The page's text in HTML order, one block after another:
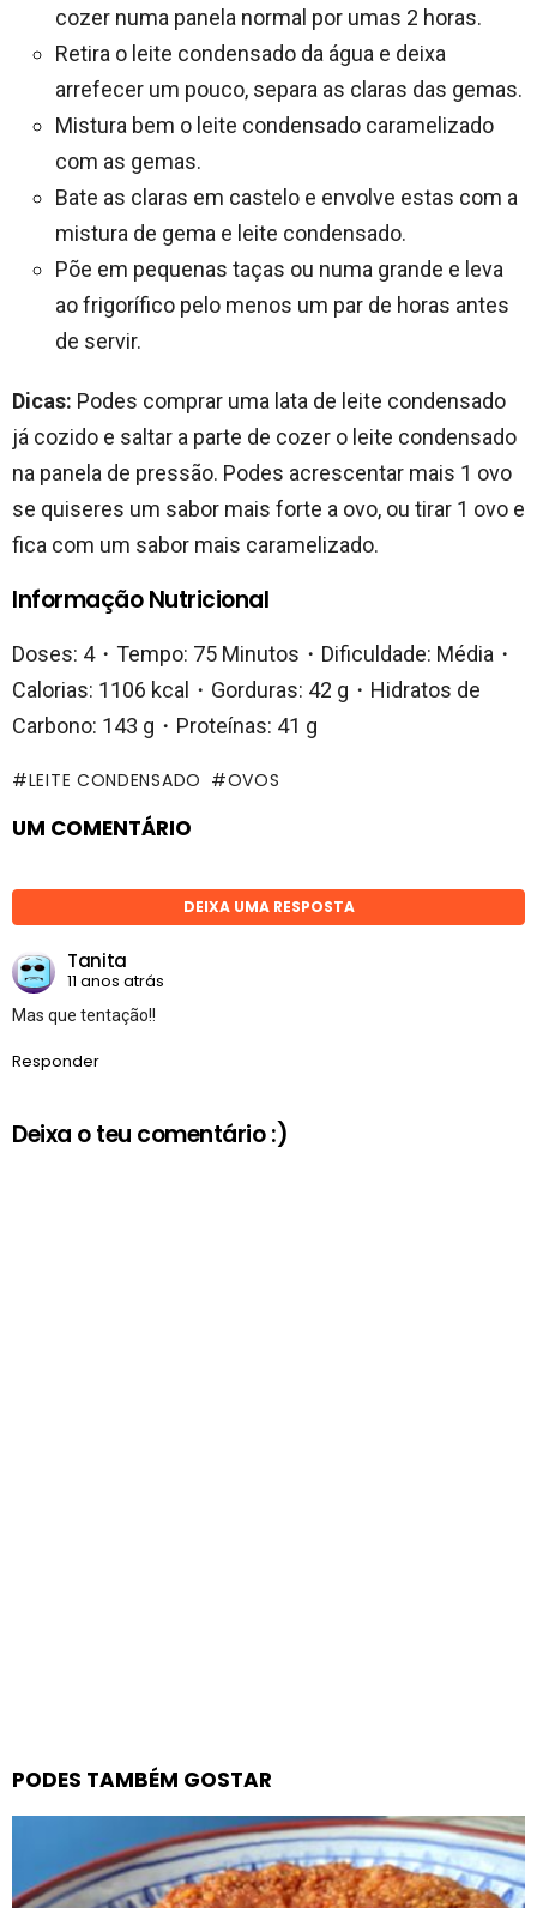
cozer numa panela normal por umas 2 horas.
Retira o leite condensado da água e deixa
arrefecer um pouco, separa as claras das gemas.
Mistura bem o leite condensado caramelizado
com as gemas.
Bate as claras em castelo e envolve estas com a
mistura de gema e leite condensado.
Põe em pequenas taças ou numa grande e leva
ao frigorífico pelo menos um par de horas antes
de servir.
Dicas: Podes comprar uma lata de leite condensado
já cozido e saltar a parte de cozer o leite condensado
na panela de pressão. Podes acrescentar mais 1 ovo
se quiseres um sabor mais forte a ovo, ou tirar 1 ovo e
fica com um sabor mais caramelizado.
Informação Nutricional
Doses: 4・Tempo: 75 Minutos・Dificuldade: Média・
Calorias: 1106 kcal・Gorduras: 42 g・Hidratos de
Carbono: 143 g・Proteínas: 41 g
LEITE CONDENSADO OVOS
UM COMENTÁRIO
DEIXA UMA RESPOSTA
Tanita
11 anos atrás
Mas que tentação!!
Responder
Deixa o teu comentário :)
PODES TAMBÉM GOSTAR